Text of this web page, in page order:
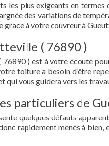
les plus exigeants en
des variations de
à votre couvreur à
( 76890 )
) est à votre écoute
toiture a besoin d’être
qui vous guidera vers les
particuliers de
quelques défauts
rapidement menés à